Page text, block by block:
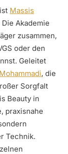
Massis
Akademie
zusammen,
oder den
Geleitet
, die
Sorgfalt
Beauty in
praxisnahe
Technik.